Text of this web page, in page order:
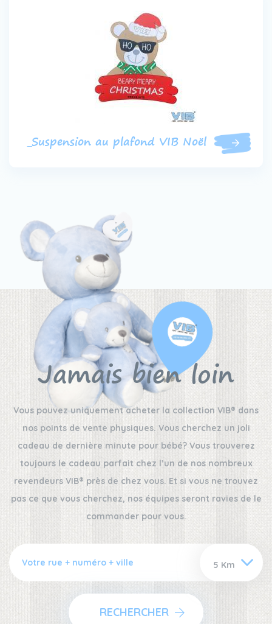
_Suspension au plafond VIB Noël
Jamais bien loin
Vous pouvez uniquement acheter la collection VIB® dans
nos points de vente physiques. Vous cherchez un joli
cadeau de dernière minute pour bébé? Vous trouverez
toujours le cadeau parfait chez l’un de nos nombreux
revendeurs VIB® près de chez vous. Et si vous ne trouvez
pas ce que vous cherchez, nos équipes seront ravies de le
commander pour vous.
RECHERCHER